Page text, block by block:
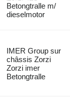
Betongtralle m/
dieselmotor
IMER Group sur
châssis Zorzi
Zorzi imer
Betongtralle